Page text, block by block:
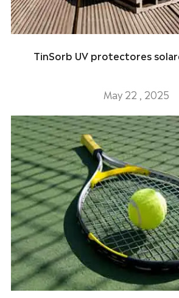
TinSorb UV protectores
May 22 , 2025